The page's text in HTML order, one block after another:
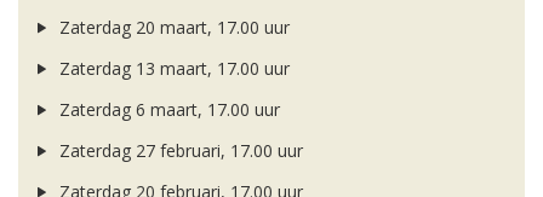
Zaterdag 20 maart, 17.00 uur
Zaterdag 13 maart, 17.00 uur
Zaterdag 6 maart, 17.00 uur
Zaterdag 27 februari, 17.00 uur
Zaterdag 20 februari, 17.00 uur